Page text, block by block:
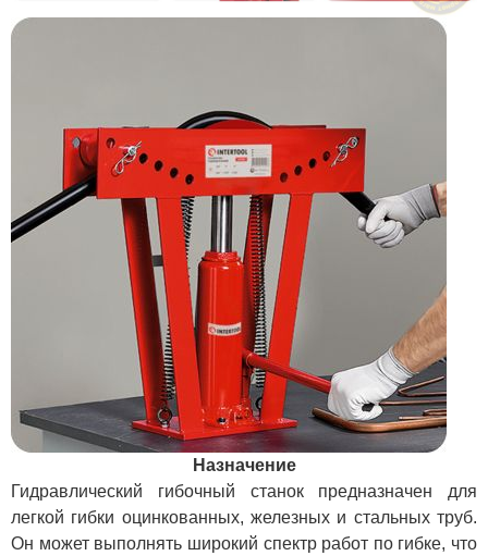
Назначение
Гидравлический гибочный станок предназначен для
легкой гибки оцинкованных, железных и стальных труб.
Он может выполнять широкий спектр работ по гибке, что